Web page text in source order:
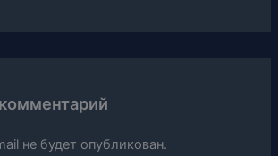
не будет опубликован.